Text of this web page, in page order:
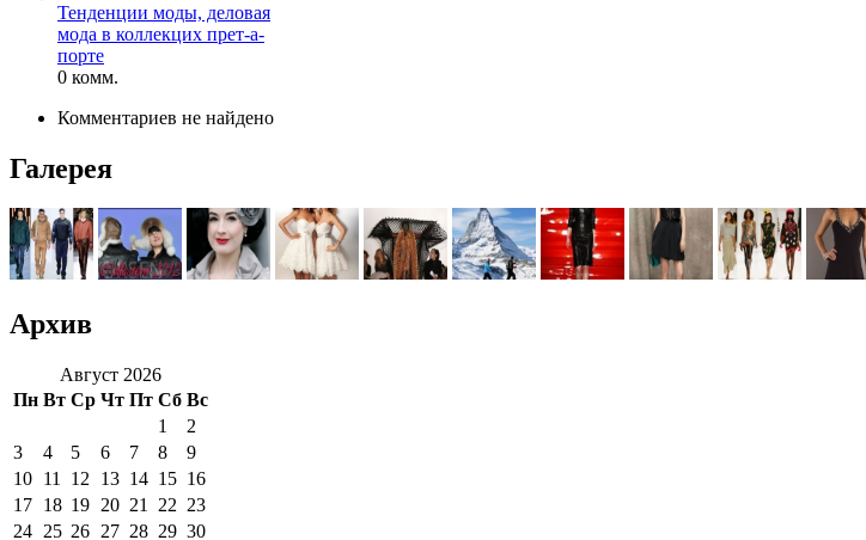
Тенденции моды, деловая
мода в коллекцих прет-а-
порте
0 комм.
Комментариев не найдено
Галерея
Архив
Август 2026
Пн Вт Ср Чт Пт Сб Вс
1
2
3
4 5 6 7 8
9
10 11 12 13 14 15 16
17 18 19 20 21 22 23
24 25 26 27 28 29 30